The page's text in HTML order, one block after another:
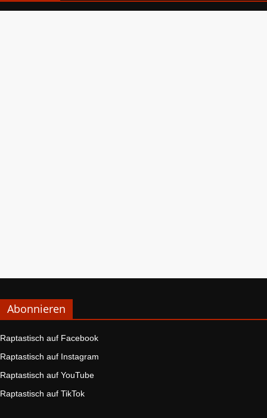
Abonnieren
Raptastisch auf Facebook
Raptastisch auf Instagram
Raptastisch auf YouTube
Raptastisch auf TikTok